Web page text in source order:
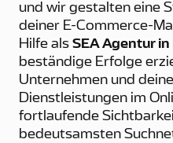
und wir gestalten eine
deiner E-Commerce-
Hilfe als SEA Agentur in
beständige Erfolge
Unternehmen und
Dienstleistungen im
fortlaufende
bedeutsamsten